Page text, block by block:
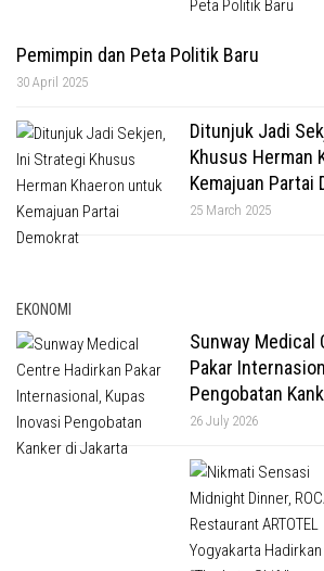
Pemimpin dan Peta Politik Baru
30 April 2025
Ditunjuk Jadi
Khusus Herman
Kemajuan Partai
25 March 2025
EKONOMI
Sunway Medical
Pakar
Pengobatan
26 July 2026